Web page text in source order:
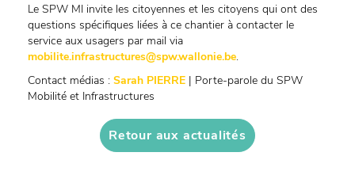
Le SPW MI invite les citoyennes et les citoyens qui ont des
questions spécifiques liées à ce chantier à contacter le
service aux usagers par mail via
mobilite.infrastructures@spw.wallonie.be.
Contact médias : Sarah PIERRE | Porte-parole du SPW
Mobilité et Infrastructures
Retour aux actualités